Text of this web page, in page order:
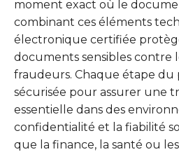
moment exact où le
combinant ces éléments
électronique certifiée
documents sensibles contre
fraudeurs. Chaque étape du
sécurisée pour assurer une
essentielle dans des
confidentialité et la fiabilité
que la finance, la santé ou